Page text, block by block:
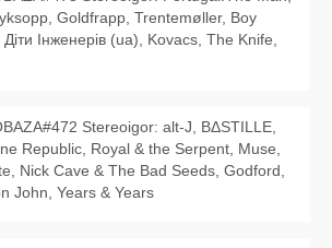
Goldfrapp, Trentemøller, Boy
Інженерів (ua), Kovacs, The Knife,
Stereoigor: alt‑J, BΔSTILLE,
Republic, Royal & the Serpent, Muse,
Nick Cave & The Bad Seeds, Godford,
John, Years & Years